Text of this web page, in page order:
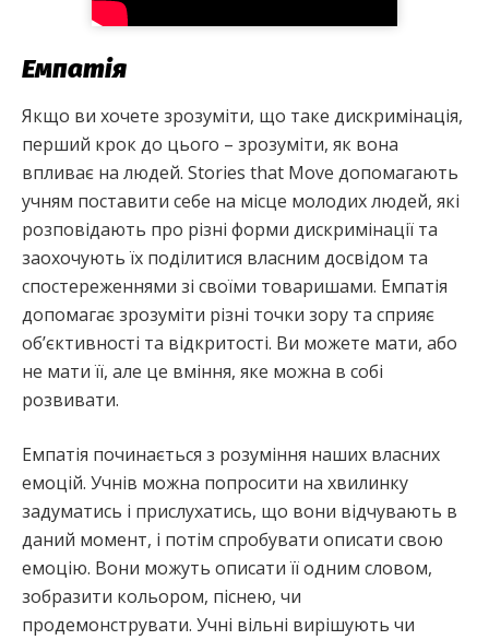
Емпатія
Якщо ви хочете зрозуміти, що таке дискримінація,
перший крок до цього – зрозуміти, як вона
впливає на людей. Stories that Move допомагають
учням поставити себе на місце молодих людей, які
розповідають про різні форми дискримінації та
заохочують їх поділитися власним досвідом та
спостереженнями зі своїми товаришами. Емпатія
допомагає зрозуміти різні точки зору та сприяє
об’єктивності та відкритості. Ви можете мати, або
не мати її, але це вміння, яке можна в собі
розвивати.
Емпатія починається з розуміння наших власних
емоцій. Учнів можна попросити на хвилинку
задуматись і прислухатись, що вони відчувають в
даний момент, і потім спробувати описати свою
емоцію. Вони можуть описати її одним словом,
зобразити кольором, піснею, чи
продемонструвати. Учні вільні вирішують чи